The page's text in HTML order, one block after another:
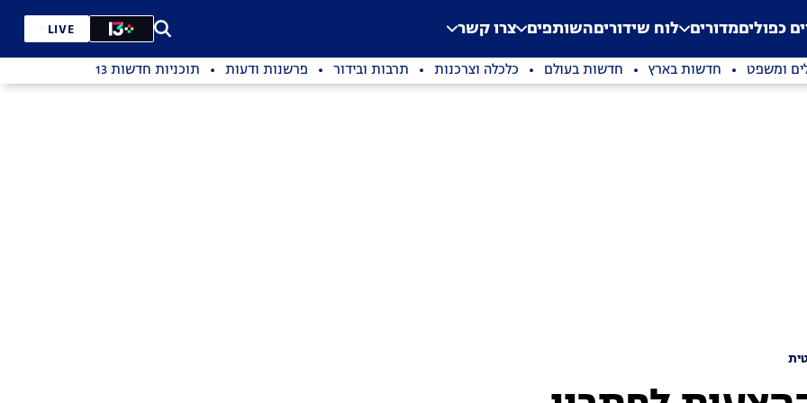
Application error: a
. כפוליםמדורים לוח שידוריםהשותפים צרו קשר LIVE
ומשפט חדשות בארץ חדשות בעולם כלכלה וצרכנות תרבות ובידור פרשנות ודעות תוכניות חדשות 13